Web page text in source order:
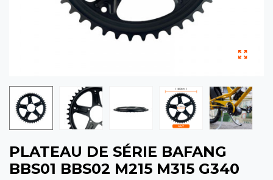
PLATEAU DE SÉRIE BAFANG
BBS01 BBS02 M215 M315 G340